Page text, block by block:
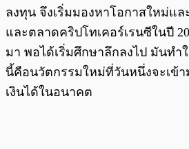
ลงทุน จึงเริ่มมองหาโอกาสใหม่แล
และตลาดคริปโทเคอร์เรนซีในปี
มา พอได้เริ่มศึกษาลึกลงไป มันทำ
นี้คือนวัตกรรมใหม่ที่วันหนึ่งจะเข้
เงินได้ในอนาคต